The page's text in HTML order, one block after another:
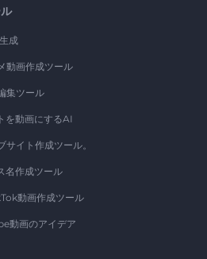
成
動画作成ツール
集ツール
を動画にするAI
サイト作成ツール。
名作成ツール
動画作成ツール
動画のアイデア